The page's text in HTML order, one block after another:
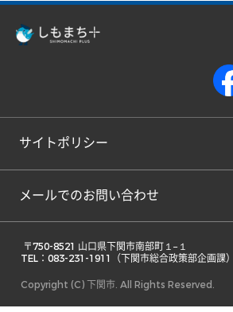
サイトポリシー
メールでのお問い合わせ
TEL：083-231-1911（下関市総合政策部企画課）
Copyright (C) 下関市. All Rights Reserved.